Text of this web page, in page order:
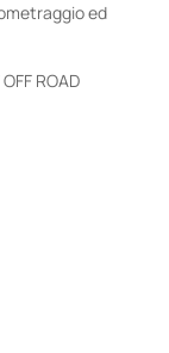
ed
ROAD